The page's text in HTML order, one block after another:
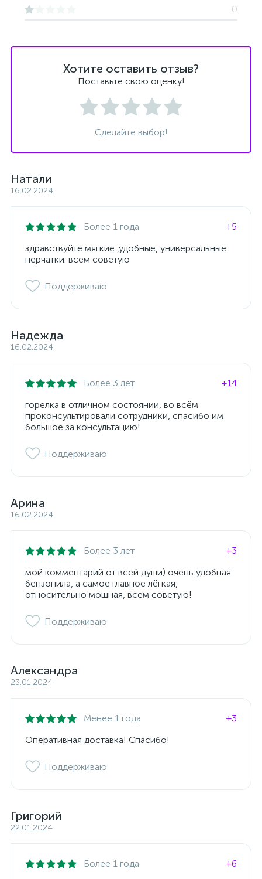
Хотите оставить отзыв?
Поставьте свою оценку!
Сделайте выбор!
Натали
16.02.2024
Более 1 года
+5
здравствуйте мягкие ,удобные, универсальные
перчатки. всем советую
Поддерживаю
Надежда
16.02.2024
Более 3 лет
+14
горелка в отличном состоянии, во всём
проконсультировали сотрудники, спасибо им
большое за консультацию!
Поддерживаю
Арина
16.02.2024
Более 3 лет
+3
мой комментарий от всей души) очень удобная
бензопила, а самое главное лёгкая,
относительно мощная, всем советую!
Поддерживаю
Александра
23.01.2024
Менее 1 года
+3
Оперативная доставка! Спасибо!
Поддерживаю
Григорий
22.01.2024
Более 1 года
+6
0